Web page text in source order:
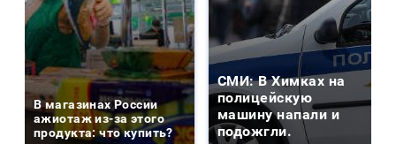
В магазинах России
ажиотаж из-за этого
продукта: что купить?
СМИ: В Химках на
полицейскую
машину напали и
подожгли.